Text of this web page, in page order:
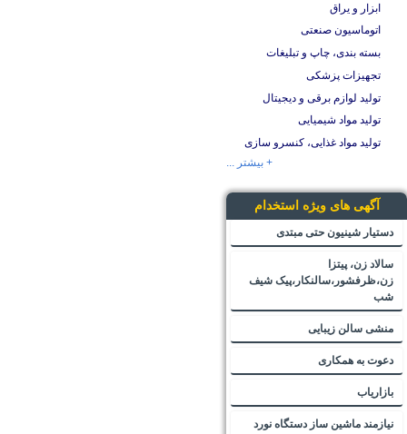
ابزار و یراق
اتوماسیون صنعتی
بسته بندی، چاپ و تبلیغات
تجهیزات پزشکی
تولید لوازم برقی و دیجیتال
تولید مواد شیمیایی
تولید مواد غذایی، کنسرو سازی
+ بیشتر ...
آگهی های ویژه استخدام
دستیار شینیون حتی مبتدی
سالاد زن، پیتزا
زن،ظرفشور،سالنکار،پیک شیف
شب
منشی سالن زیبایی
دعوت به همکاری
بازاریاب
نیازمند ماشین ساز دستگاه نورد